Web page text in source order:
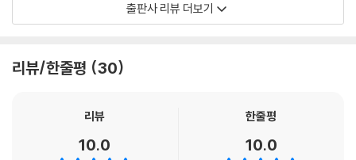
3. 수준별/대상별로 특화된 읽기 콘텐츠
고학년은 최신 소재의 비문학을 다양하게 읽으며 논리력/사고력을 키웁니
파닉스부터 어휘, 표현, 문장 구조와 문법까지
출판사 리뷰 더보기
리뷰/한줄평 30
리뷰
10.0
한줄평
10.0